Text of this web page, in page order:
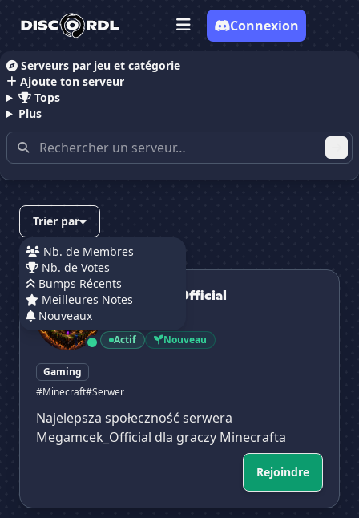
Serveurs par jeu et catégorie
Ajoute ton serveur
Tops
Plus
Connexion
Accueil
Serveurs Discord Minecraft
Trier par
Nb. de Membres
Nb. de Votes
Bumps Récents
Meilleures Notes
Nouveaux
MegaMcek_Official
MegaMcek_Official
Actif
Nouveau
Gaming
#Minecraft#Serwer
Najelepsza społeczność serwera
Megamcek_Official dla graczy Minecrafta
Rejoindre